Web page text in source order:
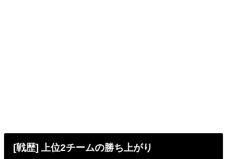
[戦歴] 上位2チームの勝ち上がり